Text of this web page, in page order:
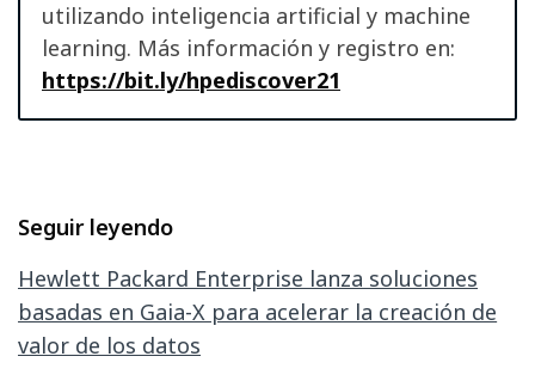
utilizando inteligencia artificial y machine
learning. Más información y registro en:
https://bit.ly/hpediscover21
Seguir leyendo
Hewlett Packard Enterprise lanza soluciones
basadas en Gaia-X para acelerar la creación de
valor de los datos